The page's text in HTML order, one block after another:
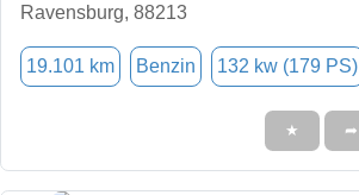
Ravensburg, 88213
19.101 km Benzin 132 kw (179 PS)
★ ➦